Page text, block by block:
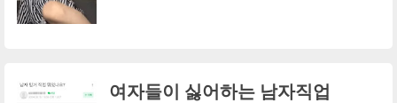
여자들이 싫어하는 남자직업